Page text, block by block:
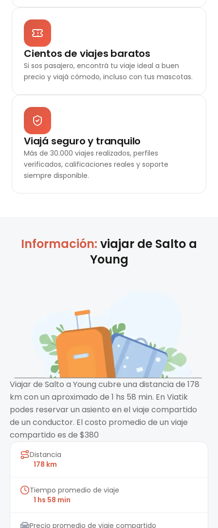
Cientos de viajes baratos
Si sos pasajero, encontrá tu viaje ideal a buen
precio y viajá cómodo, incluso con tus mascotas.
Viajá seguro y tranquilo
Más de 30.000 viajes realizados, perfiles
verificados, calificaciones reales y soporte
siempre disponible.
Información: viajar de Salto a
Young
Viajar de Salto a Young cubre una distancia de 178
km con un aproximado de 1 hs 58 min. En Viatik
podes reservar un asiento en el viaje compartido
de un conductor. El costo promedio de un viaje
compartido es de $380
Distancia
178 km
Tiempo promedio de viaje
1 hs 58 min
Precio promedio de viaje compartido